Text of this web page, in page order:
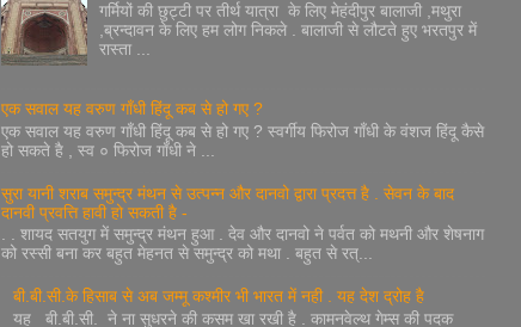
गर्मियों की छुट्टी पर तीर्थ यात्रा के लिए मेहंदीपुर बालाजी ,मथुरा
,ब्रन्दावन के लिए हम लोग निकले . बालाजी से लौटते हुए भरतपुर में
रास्ता ...
एक सवाल यह वरुण गाँधी हिंदू कब से हो गए ?
एक सवाल यह वरुण गाँधी हिंदू कब से हो गए ? स्वर्गीय फिरोज गाँधी के वंशज हिंदू कैसे
हो सकते है , स्व ० फिरोज गाँधी ने ...
सुरा यानी शराब समुन्द्र मंथन से उत्पन्न और दानवो द्वारा प्रदत्त है . सेवन के बाद
दानवी प्रवत्ति हावी हो सकती है -
. . शायद सतयुग में समुन्द्र मंथन हुआ . देव और दानवो ने पर्वत को मथनी और शेषनाग
को रस्सी बना कर बहुत मेहनत से समुन्द्र को मथा . बहुत से रत्...
बी.बी.सी.के हिसाब से अब जम्मू कश्मीर भी भारत में नही . यह देश द्रोह है
यह बी.बी.सी. ने ना सुधरने की कसम खा रखी है . कामनवेल्थ गेम्स की पदक